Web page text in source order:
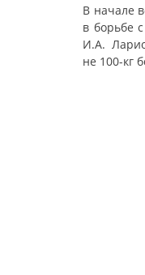
В начале
в борьбе
И.А.
не 100-кг